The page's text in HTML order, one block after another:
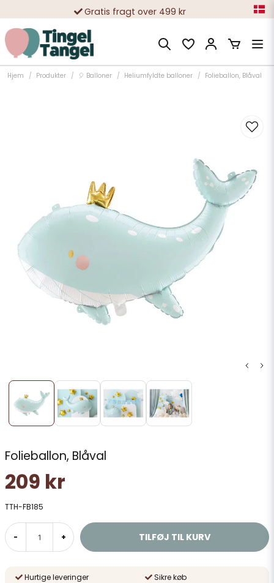
Gratis fragt over 499 kr
10 000-vis af tilfredse kunder
Hjem Produkter 🎈 Balloner Heliumfyldte balloner Folieballon, Blåval
Folieballon, Blåval
209 kr
TTH-FB185
- + TILFØJ TIL KURV
Hurtige leveringer
Sikre køb